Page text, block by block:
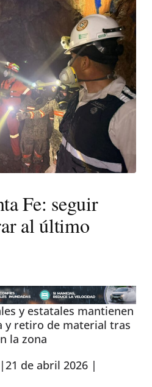
Fe: seguir
al último
y estatales mantienen
y retiro de material tras
la zona
de abril 2026 |